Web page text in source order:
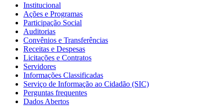
Institucional
Ações e Programas
Participação Social
Auditorias
Convênios e Transferências
Receitas e Despesas
Licitações e Contratos
Servidores
Informações Classificadas
Serviço de Informação ao Cidadão (SIC)
Perguntas frequentes
Dados Abertos